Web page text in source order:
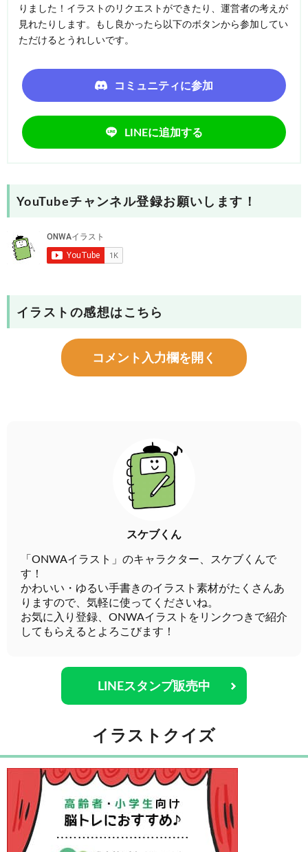
りました！イラストのリクエストができたり、運営者の考えが
見れたりします。もし良かったら以下のボタンから参加してい
ただけるとうれしいです。
コミュニティに参加
LINEに追加する
YouTubeチャンネル登録お願いします！
イラストの感想はこちら
コメント入力欄を開く
スケブくん
「ONWAイラスト」のキャラクター、スケブくんで
す！
かわいい・ゆるい手書きのイラスト素材がたくさんあ
りますので、気軽に使ってくださいね。
お気に入り登録、ONWAイラストをリンクつきで紹介
してもらえるとよろこびます！
LINEスタンプ販売中
イラストクイズ